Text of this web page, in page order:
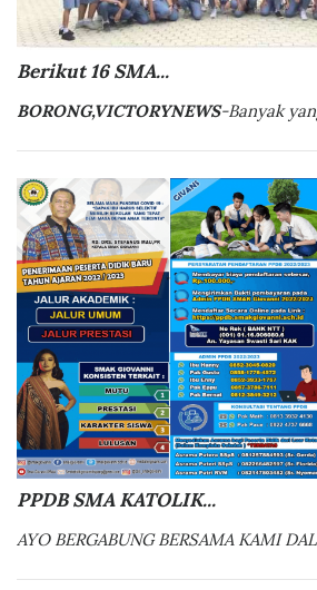
Berikut 16 SMA...
BORONG,VICTORYNEWS-Banyak
PPDB SMA KATOLIK...
AYO BERGABUNG BERSAMA KAMI